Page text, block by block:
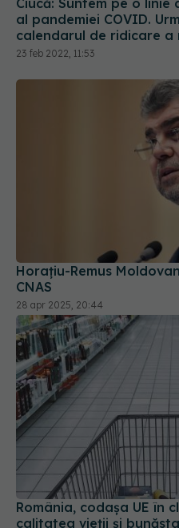
23 feb 2022, 11:53
Horaţiu-Remus
28 apr 2025, 20:44
România, codașa UE în
calitatea vieții și
ultimul loc, după
22 noi 2021, 11:48